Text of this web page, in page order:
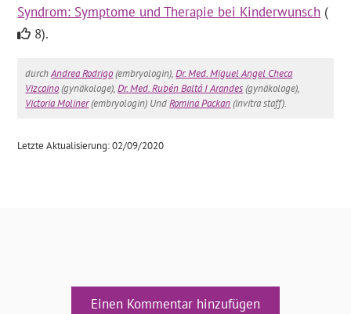
Syndrom: Symptome und Therapie bei Kinderwunsch (
8).
durchAndrea Rodrigo(embryologin),Dr. Med. Miguel Angel Checa
Vizcaino(gynäkologe),Dr. Med. Rubén Baltá I Arandes(gynäkologe),
Victoria Moliner(embryologin) UndRomina Packan(invitra staff).
Letzte Aktualisierung: 02/09/2020
Einen Kommentar hinzufügen